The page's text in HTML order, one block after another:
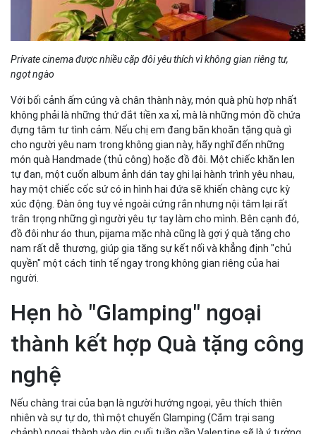
Private cinema được nhiều cặp đôi yêu thích vì không gian riêng tư,
ngọt ngào
Với bối cảnh ấm cúng và chân thành này, món quà phù hợp nhất
không phải là những thứ đắt tiền xa xỉ, mà là những món đồ chứa
đựng tâm tư tình cảm. Nếu chị em đang băn khoăn tặng quà gì
cho người yêu nam trong không gian này, hãy nghĩ đến những
món quà Handmade (thủ công) hoặc đồ đôi. Một chiếc khăn len
tự đan, một cuốn album ảnh dán tay ghi lại hành trình yêu nhau,
hay một chiếc cốc sứ có in hình hai đứa sẽ khiến chàng cực kỳ
xúc động. Đàn ông tuy vẻ ngoài cứng rắn nhưng nội tâm lại rất
trân trọng những gì người yêu tự tay làm cho mình. Bên cạnh đó,
đồ đôi như áo thun, pijama mặc nhà cũng là gợi ý quà tặng cho
nam rất dễ thương, giúp gia tăng sự kết nối và khẳng định "chủ
quyền" một cách tinh tế ngay trong không gian riêng của hai
người.
Hẹn hò "Glamping" ngoại
thành kết hợp Quà tặng công
nghệ
Nếu chàng trai của bạn là người hướng ngoại, yêu thích thiên
nhiên và sự tự do, thì một chuyến Glamping (Cắm trại sang